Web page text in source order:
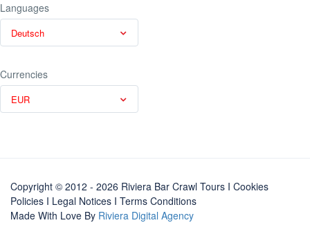
Languages
Deutsch
Currencies
EUR
Copyright © 2012 - 2026 Riviera Bar Crawl Tours I Cookies
Policies I Legal Notices I Terms Conditions
Made With Love By Riviera Digital Agency